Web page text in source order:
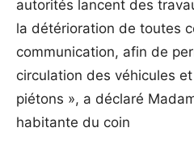
autorités lancent des
la détérioration de toutes
communication, afin de
circulation des véhicules
piétons », a déclaré
habitante du coin